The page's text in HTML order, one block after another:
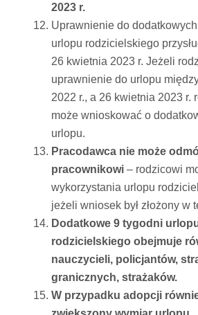
2023 r.
Uprawnienie do
urlopu rodzicielskiego
26 kwietnia 2023 r. Jeżeli
uprawnienie do urlopu
2022 r., a 26 kwietnia 2023 r.
może wnioskować o
urlopu.
Pracodawca nie może
pracownikowi – rodzicowi
wykorzystania urlopu
jeżeli wniosek był złożony w
Dodatkowe 9 tygodni
rodzicielskiego obejmuje
nauczycieli, policjantów,
granicznych, strażaków.
W przypadku adopcji